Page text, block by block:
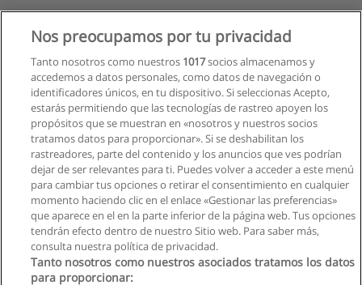
Nos preocupamos por tu privacidad
Tanto nosotros como nuestros 1017socios almacenamos y
accedemos a datos personales, como datos de navegación o
identificadores únicos, en tu dispositivo. Si seleccionas Acepto,
estarás permitiendo que las tecnologías de rastreo apoyen los
propósitos que se muestran en «nosotros y nuestros socios
tratamos datos para proporcionar». Si se deshabilitan los
rastreadores, parte del contenido y los anuncios que ves podrían
dejar de ser relevantes para ti. Puedes volver a acceder a este menú
para cambiar tus opciones o retirar el consentimiento en cualquier
momento haciendo clic en el enlace «Gestionar las preferencias»
que aparece en el en la parte inferior de la página web. Tus opciones
tendrán efecto dentro de nuestro Sitio web. Para saber más,
consulta nuestra política de privacidad.
Tanto nosotros como nuestros asociados tratamos los datos
para proporcionar: